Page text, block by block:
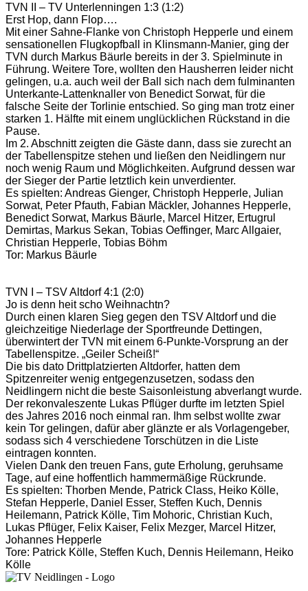
TVN II – TV Unterlenningen 1:3 (1:2)
Erst Hop, dann Flop….
Mit einer Sahne-Flanke von Christoph Hepperle und einem
sensationellen Flugkopfball in Klinsmann-Manier, ging der
TVN durch Markus Bäurle bereits in der 3. Spielminute in
Führung. Weitere Tore, wollten den Hausherren leider nicht
gelingen, u.a. auch weil der Ball sich nach dem fulminanten
Unterkante-Lattenknaller von Benedict Sorwat, für die
falsche Seite der Torlinie entschied. So ging man trotz einer
starken 1. Hälfte mit einem unglücklichen Rückstand in die
Pause.
Im 2. Abschnitt zeigten die Gäste dann, dass sie zurecht an
der Tabellenspitze stehen und ließen den Neidlingern nur
noch wenig Raum und Möglichkeiten. Aufgrund dessen war
der Sieger der Partie letztlich kein unverdienter.
Es spielten: Andreas Gienger, Christoph Hepperle, Julian
Sorwat, Peter Pfauth, Fabian Mäckler, Johannes Hepperle,
Benedict Sorwat, Markus Bäurle, Marcel Hitzer, Ertugrul
Demirtas, Markus Sekan, Tobias Oeffinger, Marc Allgaier,
Christian Hepperle, Tobias Böhm
Tor: Markus Bäurle
TVN I – TSV Altdorf 4:1 (2:0)
Jo is denn heit scho Weihnachtn?
Durch einen klaren Sieg gegen den TSV Altdorf und die
gleichzeitige Niederlage der Sportfreunde Dettingen,
überwintert der TVN mit einem 6-Punkte-Vorsprung an der
Tabellenspitze. „Geiler Scheiß!“
Die bis dato Drittplatzierten Altdorfer, hatten dem
Spitzenreiter wenig entgegenzusetzen, sodass den
Neidlingern nicht die beste Saisonleistung abverlangt wurde.
Der rekonvaleszente Lukas Pflüger durfte im letzten Spiel
des Jahres 2016 noch einmal ran. Ihm selbst wollte zwar
kein Tor gelingen, dafür aber glänzte er als Vorlagengeber,
sodass sich 4 verschiedene Torschützen in die Liste
eintragen konnten.
Vielen Dank den treuen Fans, gute Erholung, geruhsame
Tage, auf eine hoffentlich hammermäßige Rückrunde.
Es spielten: Thorben Mende, Patrick Class, Heiko Kölle,
Stefan Hepperle, Daniel Esser, Steffen Kuch, Dennis
Heilemann, Patrick Kölle, Tim Mohoric, Christian Kuch,
Lukas Pflüger, Felix Kaiser, Felix Mezger, Marcel Hitzer,
Johannes Hepperle
Tore: Patrick Kölle, Steffen Kuch, Dennis Heilemann, Heiko
Kölle